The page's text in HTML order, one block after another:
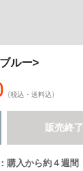
ルー>
(税込・送料込)
販売終了
購入から約４週間